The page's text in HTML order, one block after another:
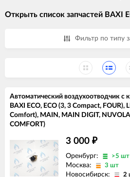
Открыть список запчастей BAXI
Фильтр по типу
Автоматический воздухоотводчик с
BAXI ECO, ECO (3, 3 Compact, FOUR),
Comfort), MAIN, MAIN DIGIT,
COMFORT)
3 000 ₽
Оренбург: >5 шт
Москва: 3 шт
Новосибирск: 2